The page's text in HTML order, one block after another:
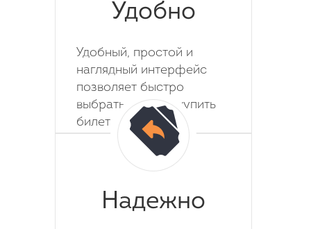
Удобно
Удобный, простой и
наглядный интерфейс
позволяет быстро
выбрать место и купить
билет на автобус.
Надежно